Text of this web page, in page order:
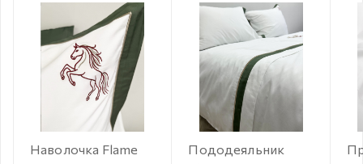
Наволочка Flame
Пододеяльник